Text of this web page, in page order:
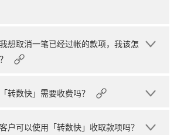
想取消一笔已经过帐的款项，我该怎
转数快」需要收费吗？
户可以使用「转数快」收取款项吗？